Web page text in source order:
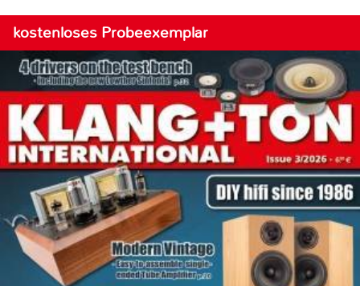
kostenloses Probeexemplar